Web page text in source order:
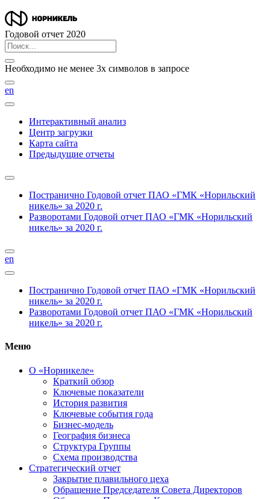
Годовой отчет 2020
Необходимо не менее 3х символов в запросе
en
Интерактивный анализ
Центр загрузки
Карта сайта
Предыдущие отчеты
Постранично Годовой отчет ПАО «ГМК «Норильский
никель» за 2020 г.
Разворотами Годовой отчет ПАО «ГМК «Норильский
никель» за 2020 г.
en
Постранично Годовой отчет ПАО «ГМК «Норильский
никель» за 2020 г.
Разворотами Годовой отчет ПАО «ГМК «Норильский
никель» за 2020 г.
Меню
О «Норникеле»
Краткий обзор
Ключевые показатели
История развития
Ключевые события года
Бизнес-модель
География бизнеса
Структура Группы
Схема производства
Стратегический отчет
Закрытие плавильного цеха
Обращение Председателя Совета Директоров